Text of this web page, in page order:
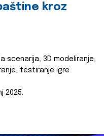
kroz
scenarija, 3D modeliranje,
testiranje igre
2025.